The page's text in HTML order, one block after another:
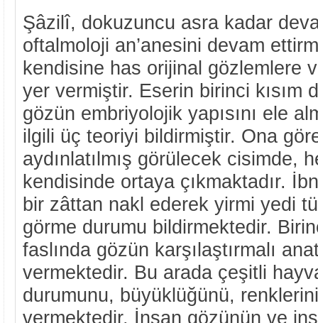
Şâzilî, dokuzuncu asra kadar
oftalmoloji an’anesini devam
kendisine has orijinal gözlemlere
yer vermiştir. Eserin birinci kısım
gözün embriyolojik yapısını ele
ilgili üç teoriyi bildirmiştir. Ona
aydınlatılmış görülecek cisimde,
kendisinde ortaya çıkmaktadır.
bir zâttan nakl ederek yirmi yedi
görme durumu bildirmektedir.
faslında gözün karşılaştırmalı
vermektedir. Bu arada çeşitli
durumunu, büyüklüğünü,
vermektedir. İnsan gözünün ve